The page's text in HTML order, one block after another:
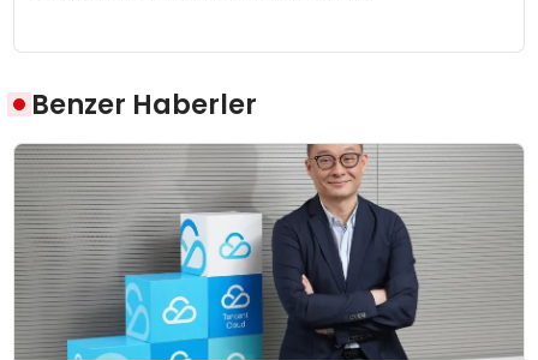
Benzer Haberler